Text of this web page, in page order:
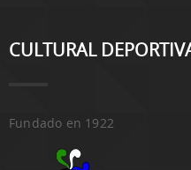
CULTURAL
Fundado en 1922